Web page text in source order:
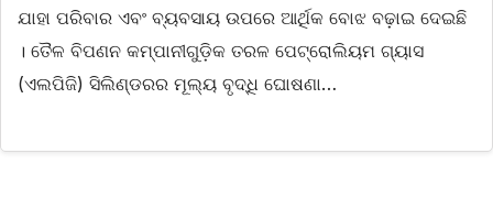
ଯାହା ପରିବାର ଏବଂ ବ୍ୟବସାୟ ଉପରେ ଆର୍ଥିକ ବୋଝ ବଢ଼ାଇ ଦେଇଛି
। ତୈଳ ବିପଣନ କମ୍ପାନୀଗୁଡ଼ିକ ତରଳ ପେଟ୍ରୋଲିୟମ ଗ୍ୟାସ
(ଏଲପିଜି) ସିଲିଣ୍ଡରର ମୂଲ୍ୟ ବୃଦ୍ଧି ଘୋଷଣା…